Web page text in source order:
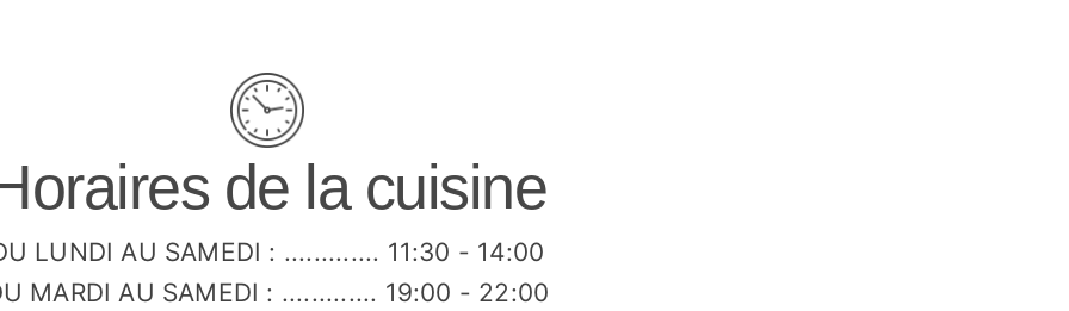
de la cuisine
LUNDI AU SAMEDI : ............. 11:30 - 14:00
MARDI AU SAMEDI : ............. 19:00 - 22:00